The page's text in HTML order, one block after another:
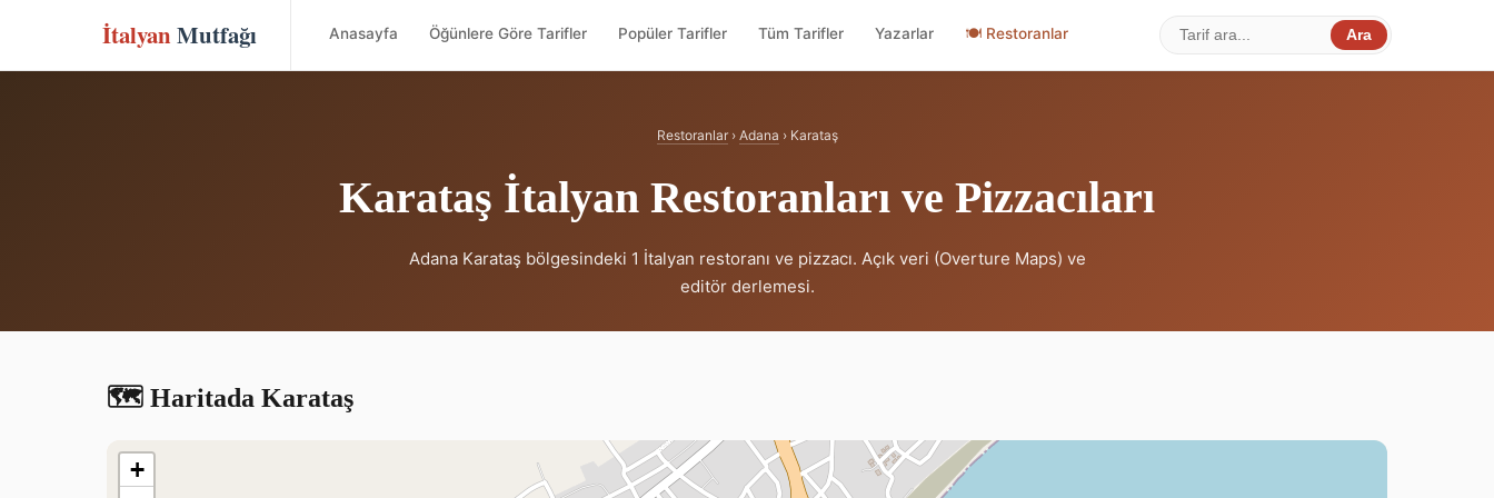
İtalyan Mutfağı Anasayfa Öğünlere Göre Tarifler Popüler Tarifler Tüm Tarifler Yazarlar 🍽 Restoranlar Ara
Restoranlar› Adana › Karataş
Karataş İtalyan Restoranları ve Pizzacıları
Adana Karataş bölgesindeki 1 İtalyan restoranı ve pizzacı. Açık veri (Overture Maps) ve
editör derlemesi.
🗺️ Haritada Karataş
+